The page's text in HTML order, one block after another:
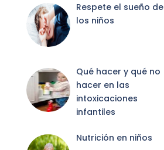
Respete el sueño de
los niños
Qué hacer y qué no
hacer en las
intoxicaciones
infantiles
Nutrición en niños